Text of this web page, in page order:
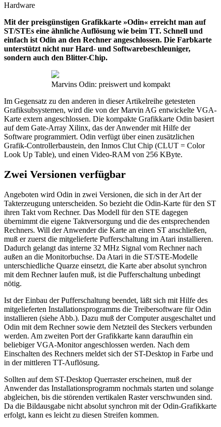
Hardware
Mit der preisgünstigen Grafikkarte »Odin« erreicht man auf
ST/STEs eine ähnliche Auflösung wie beim TT. Schnell und
einfach ist Odin an den Rechner angeschlossen. Die Farbkarte
unterstützt nicht nur Hard- und Softwarebeschleuniger,
sondern auch den Blitter-Chip.
Marvins Odin: preiswert und kompakt
Im Gegensatz zu den anderen in dieser Artikelreihe getesteten
Grafiksubsystemen, wird die von der Marvin AG entwickelte VGA-
Karte extern angeschlossen. Die kompakte Grafikkarte Odin basiert
auf dem Gate-Array Xilinx, das der Anwender mit Hilfe der
Software programmiert. Odin verfügt über einen zusätzlichen
Grafik-Controllerbaustein, den Inmos Clut Chip (CLUT = Color
Look Up Table), und einen Video-RAM von 256 KByte.
Zwei Versionen verfügbar
Angeboten wird Odin in zwei Versionen, die sich in der Art der
Takterzeugung unterscheiden. So bezieht die Odin-Karte für den ST
ihren Takt vom Rechner. Das Modell für den STE dagegen
übernimmt die eigene Taktversorgung und die des entsprechenden
Rechners. Will der Anwender die Karte an einen ST anschließen,
muß er zuerst die mitgelieferte Pufferschaltung im Atari installieren.
Dadurch gelangt das interne 32 MHz Signal vom Rechner nach
außen an die Monitorbuchse. Da Atari in die ST/STE-Modelle
unterschiedliche Quarze einsetzt, die Karte aber absolut synchron
mit dem Rechner laufen muß, ist die Pufferschaltung unbedingt
nötig.
Ist der Einbau der Pufferschaltung beendet, läßt sich mit Hilfe des
mitgelieferten Installationsprogramms die Treibersoftware für Odin
installieren (siehe Abb.). Dazu muß der Computer ausgeschaltet und
Odin mit dem Rechner sowie dem Netzteil des Steckers verbunden
werden. Am zweiten Port der Grafikkarte kann daraufhin ein
beliebiger VGA-Monitor angeschlossen werden. Nach dem
Einschalten des Rechners meldet sich der ST-Desktop in Farbe und
in der mittleren TT-Auflösung.
Sollten auf dem ST-Desktop Querraster erscheinen, muß der
Anwender das Installationsprogramm nochmals starten und solange
abgleichen, bis die störenden vertikalen Raster verschwunden sind.
Da die Bildausgabe nicht absolut synchron mit der Odin-Grafikkarte
erfolgt, kann es leicht zu diesen Streifen kommen.